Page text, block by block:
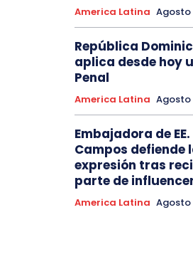
America Latina Agosto
República
aplica desde hoy
Penal
America Latina Agosto
Embajadora de EE.
Campos defiende
expresión tras
parte de
America Latina Agosto